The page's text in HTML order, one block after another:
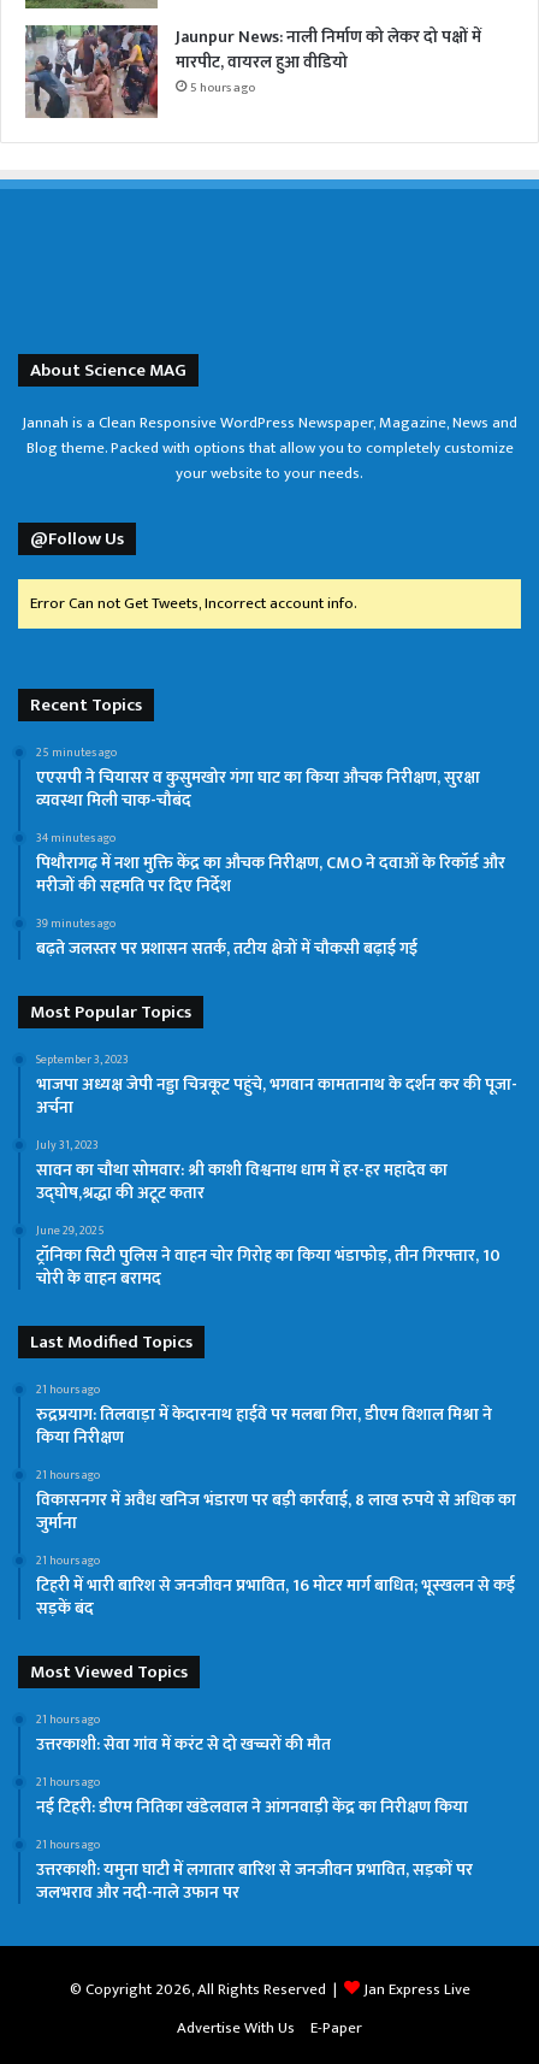
Jaunpur News: नाली निर्माण को लेकर दो पक्षों में
मारपीट, वायरल हुआ वीडियो
5 hours ago
About Science MAG
Jannah is a Clean Responsive WordPress Newspaper, Magazine, News and
Blog theme. Packed with options that allow you to completely customize
your website to your needs.
@Follow Us
Error Can not Get Tweets, Incorrect account info.
Recent Topics
25 minutes ago
एएसपी ने चियासर व कुसुमखोर गंगा घाट का किया औचक निरीक्षण, सुरक्षा
व्यवस्था मिली चाक-चौबंद
34 minutes ago
पिथौरागढ़ में नशा मुक्ति केंद्र का औचक निरीक्षण, CMO ने दवाओं के रिकॉर्ड और
मरीजों की सहमति पर दिए निर्देश
39 minutes ago
बढ़ते जलस्तर पर प्रशासन सतर्क, तटीय क्षेत्रों में चौकसी बढ़ाई गई
Most Popular Topics
September 3, 2023
भाजपा अध्यक्ष जेपी नड्डा चित्रकूट पहुंचे, भगवान कामतानाथ के दर्शन कर की पूजा-
अर्चना
July 31, 2023
सावन का चौथा सोमवार: श्री काशी विश्वनाथ धाम में हर-हर महादेव का
उद्घोष,श्रद्धा की अटूट कतार
June 29, 2025
ट्रॉनिका सिटी पुलिस ने वाहन चोर गिरोह का किया भंडाफोड़, तीन गिरफ्तार, 10
चोरी के वाहन बरामद
Last Modified Topics
21 hours ago
रुद्रप्रयाग: तिलवाड़ा में केदारनाथ हाईवे पर मलबा गिरा, डीएम विशाल मिश्रा ने
किया निरीक्षण
21 hours ago
विकासनगर में अवैध खनिज भंडारण पर बड़ी कार्रवाई, 8 लाख रुपये से अधिक का
जुर्माना
21 hours ago
टिहरी में भारी बारिश से जनजीवन प्रभावित, 16 मोटर मार्ग बाधित; भूस्खलन से कई
सड़कें बंद
Most Viewed Topics
21 hours ago
उत्तरकाशी: सेवा गांव में करंट से दो खच्चरों की मौत
21 hours ago
नई टिहरी: डीएम नितिका खंडेलवाल ने आंगनवाड़ी केंद्र का निरीक्षण किया
21 hours ago
उत्तरकाशी: यमुना घाटी में लगातार बारिश से जनजीवन प्रभावित, सड़कों पर
जलभराव और नदी-नाले उफान पर
© Copyright 2026, All Rights Reserved |
Jan Express Live
Advertise With Us
E-Paper